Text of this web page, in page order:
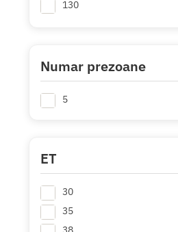
130
Numar prezoane
5
ET
30
35